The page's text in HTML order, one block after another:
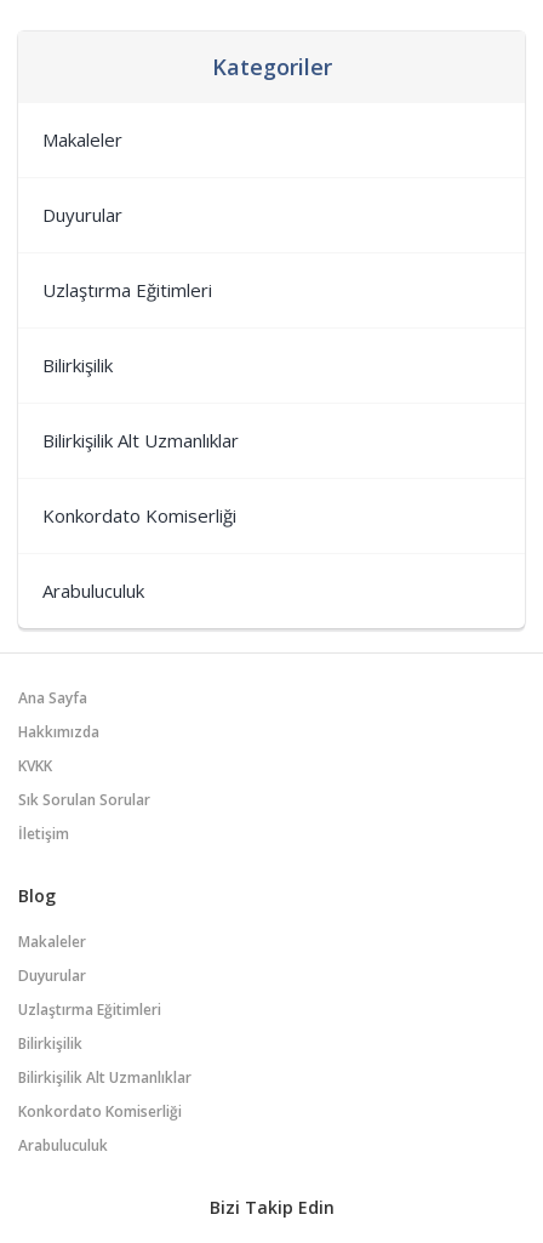
Kategoriler
Makaleler
Duyurular
Uzlaştırma Eğitimleri
Bilirkişilik
Bilirkişilik Alt Uzmanlıklar
Konkordato Komiserliği
Arabuluculuk
Ana Sayfa
Hakkımızda
KVKK
Sık Sorulan Sorular
İletişim
Blog
Makaleler
Duyurular
Uzlaştırma Eğitimleri
Bilirkişilik
Bilirkişilik Alt Uzmanlıklar
Konkordato Komiserliği
Arabuluculuk
Bizi Takip Edin